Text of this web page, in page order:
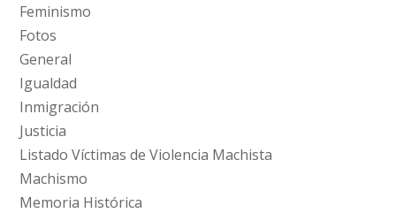
Feminismo
Fotos
General
Igualdad
Inmigración
Justicia
Listado Víctimas de Violencia Machista
Machismo
Memoria Histórica